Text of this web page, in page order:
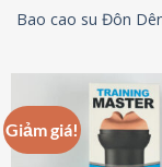
Bao cao su Đôn
Giảm giá!